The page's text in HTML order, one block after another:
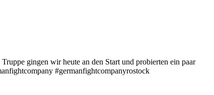
gingen wir heute an den Start und probierten ein paar
#germanfightcompanyrostock